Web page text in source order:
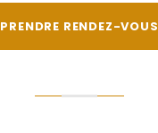
PRENDRE RENDEZ-VOUS